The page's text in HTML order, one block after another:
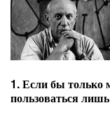
1. Если бы только
пользоваться